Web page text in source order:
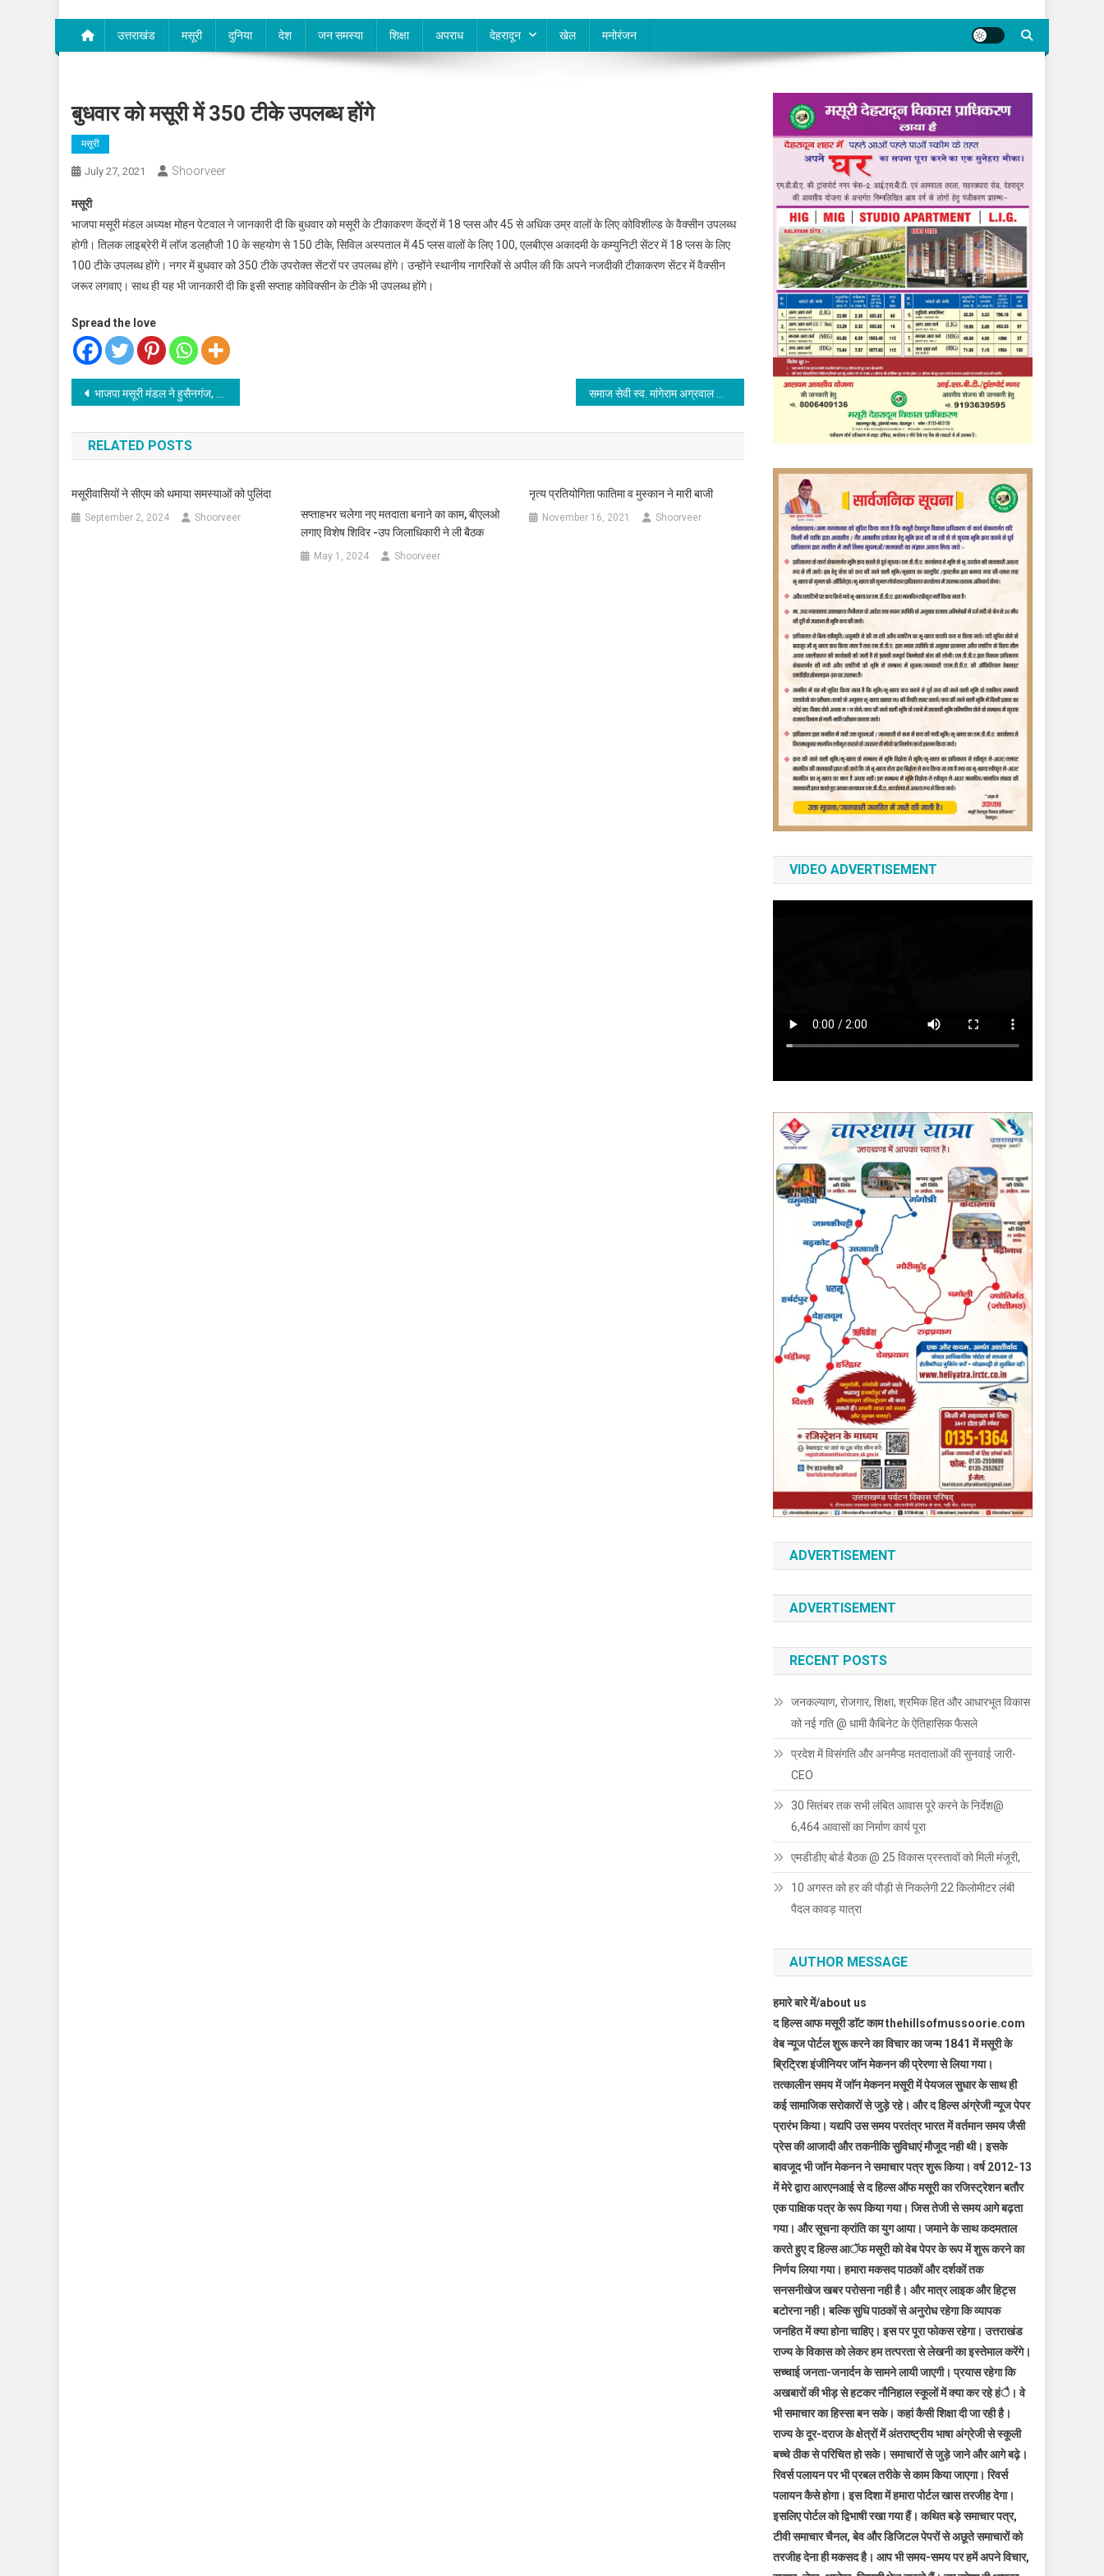
उत्तराखंड मसूरी दुनिया देश जन समस्या शिक्षा अपराध देहरादून खेल मनोरंजन
बुधवार को मसूरी में 350 टीके उपलब्ध होेंगे
मसूरी
July 27, 2021 Shoorveer
मसूरी
भाजपा मसूरी मंडल अध्यक्ष मोहन पेटवाल ने जानकारी दी कि बुधवार को मसूरी के टीकाकरण केंद्रों में 18 प्लस और 45 से अधिक उम्र वालों के लिए कोविशील्ड के वैक्सीन उपलब्ध
होगी। तिलक लाइब्रेरी में लाॅज डलहौजी 10 के सहयोग से 150 टीके, सिविल अस्पताल में 45 प्लस वालों के लिए 100, एलबीएस अकादमी के कम्युनिटी सेंटर में 18 प्लस के लिए
100 टीके उपलब्ध होंगे। नगर में बुधवार को 350 टीके उपरोक्त सेंटरों पर उपलब्ध होंगे। उन्होंने स्थानीय नागरिकों से अपील की कि अपने नजदीकी टीकाकरण सेंटर में वैक्सीन
जरूर लगवाए। साथ ही यह भी जानकारी दी कि इसी सप्ताह कोविक्सीन के टीके भी उपलब्ध होंगे।
Spread the love
Post
navigation
भाजपा मसूरी मंडल ने हुसैनगंज, लंढौर, जबरखेत में बांटी 500 राशन किट
RELATED POSTS
मसूरीवासियों ने सीएम को थमाया समस्याओं को पुलिंदा
September 2, 2024 Shoorveer
सप्ताहभर चलेगा नए मतदाता बनाने का काम, बीएलओ
लगाए विशेष शिविर -उप जिलाधिकारी ने ली बैठक
May 1, 2024 Shoorveer
नृत्य प्रतियोगिता फातिमा व मुस्कान ने मारी बाजी
November 16, 2021 Shoorveer
VIDEO ADVERTISEMENT
ADVERTISEMENT
ADVERTISEMENT
RECENT POSTS
जनकल्याण, रोजगार, शिक्षा, श्रमिक हित और आधारभूत विकास
को नई गति @ धामी कैबिनेट के ऐतिहासिक फैसले
प्रदेश में विसंगति और अनमैप्ड मतदाताओं की सुनवाई जारी-
CEO
30 सितंबर तक सभी लंबित आवास पूरे करने के निर्देश@
6,464 आवासों का निर्माण कार्य पूरा
एमडीडीए बोर्ड बैठक @ 25 विकास प्रस्तावों को मिली मंजूरी,
10 अगस्त को हर की पौड़ी से निकलेगी 22 किलोमीटर लंबी
पैदल कावड़ यात्रा
AUTHOR MESSAGE
हमारे बारे में/about us
द हिल्स आफ मसूरी डाॅट काम thehillsofmussoorie.com
वेब न्यूज पोर्टल शुरू करने का विचार का जन्म 1841 में मसूरी के
ब्रिट्रिश इंजीनियर जाॅन मेकनन की प्रेरणा से लिया गया।
तत्कालीन समय में जाॅन मेकनन मसूरी में पेयजल सुधार के साथ ही
कई सामाजिक सरोकारों से जुड़े रहे। और द हिल्स अंग्रेजी न्यूज पेपर
प्रारंभ किया। यद्यपि उस समय परतंत्र भारत में वर्तमान समय जैसी
प्रेस की आजादी और तकनीकि सुविधाएं मौजूद नही थी। इसके
बावजूद भी जाॅन मेकनन ने समाचार पत्र शुरू किया। वर्ष 2012-13
में मेरे द्वारा आरएनआई से द हिल्स ऑफ मसूरी का रजिस्ट्रेशन बतौर
एक पाक्षिक पत्र के रूप किया गया। जिस तेजी से समय आगे बढ़ता
गया। और सूचना क्रांति का युग आया। जमाने के साथ कदमताल
करते हुए द हिल्स आॅफ मसूरी को वेब पेपर के रूप में शुरू करने का
निर्णय लिया गया। हमारा मकसद पाठकों और दर्शकों तक
सनसनीखेज खबर परोसना नही है। और मात्र लाइक और हिट्स
बटोरना नही। बल्कि सुधि पाठकों से अनुरोध रहेगा कि व्यापक
जनहित में क्या होना चाहिए। इस पर पूरा फोकस रहेगा। उत्तराखंड
राज्य के विकास को लेकर हम तत्परता से लेखनी का इस्तेमाल करेंगे।
सच्चाई जनता-जनार्दन के सामने लायी जाएगी। प्रयास रहेगा कि
अखबारों की भीड़ से हटकर नौनिहाल स्कूलों में क्या कर रहे हंै। वे
भी समाचार का हिस्सा बन सके। कहां कैसी शिक्षा दी जा रही है।
राज्य के दूर-दराज के क्षेत्रों में अंतराष्ट्रीय भाषा अंग्रेजी से स्कूली
बच्चे ठीक से परिचित हो सके। समाचारों से जुड़े जाने और आगे बढ़े।
रिवर्स पलायन पर भी प्रबल तरीके से काम किया जाएगा। रिवर्स
पलायन कैसे होगा। इस दिशा में हमारा पोर्टल खास तरजीह देगा।
इसलिए पोर्टल को द्विभाषी रखा गया हैं। कथित बड़े समाचार पत्र,
टीवी समाचार चैनल, बेव और डिजिटल पेपरों से अछूते समाचारों को
तरजीह देना ही मकसद है। आप भी समय-समय पर हमें अपने विचार,